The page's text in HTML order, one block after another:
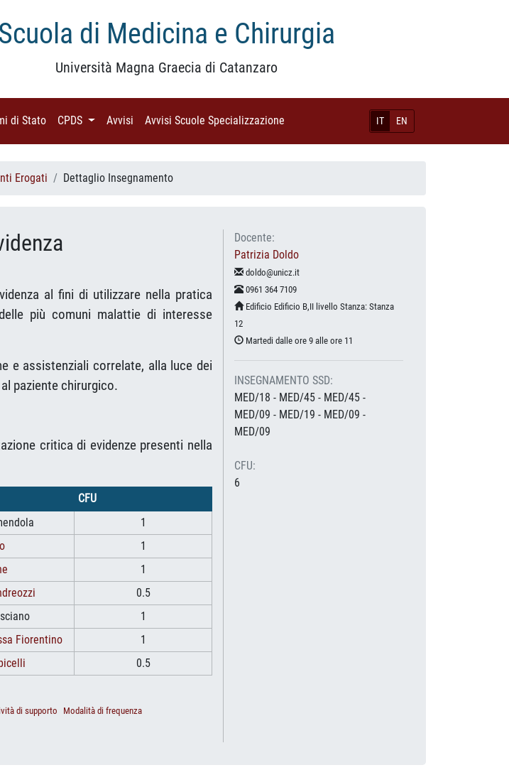
di Medicina e Chirurgia
Università Magna Graecia di Catanzaro
IT EN
di Stato (current)
CPDS (current)
Avvisi (current)
Avvisi Scuole Specializzazione
Erogati Dettaglio Insegnamento
al fini di utilizzare nella pratica
più comuni malattie di interesse
e assistenziali correlate, alla luce dei
paziente chirurgico.
critica di evidenze presenti nella
CFU
1
1
1
0.5
1
Fiorentino
1
0.5
di supporto
Modalità di frequenza
Docente:
Patrizia Doldo
doldo@unicz.it
0961 364 7109
Edificio Edificio B,II livello Stanza: Stanza
12
Martedi dalle ore 9 alle ore 11
INSEGNAMENTO SSD:
MED/18 - MED/45 - MED/45 -
MED/09 - MED/19 - MED/09 -
MED/09
CFU:
6